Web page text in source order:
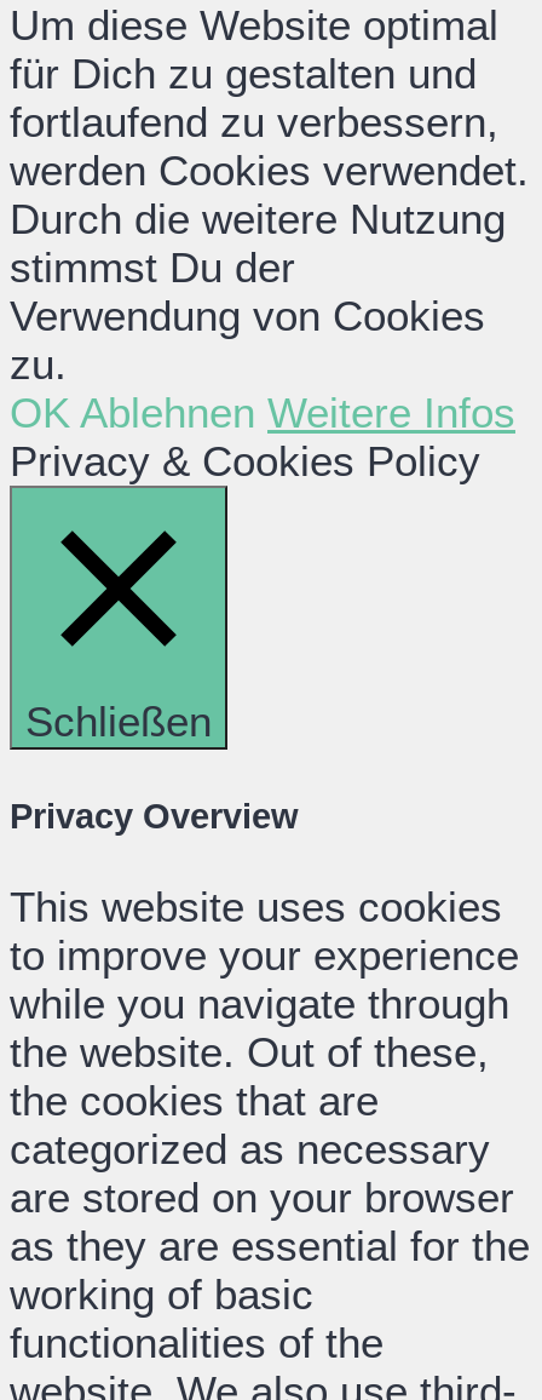
Um diese Website optimal
für Dich zu gestalten und
fortlaufend zu verbessern,
werden Cookies verwendet.
Durch die weitere Nutzung
stimmst Du der
Verwendung von Cookies
zu.
OK Ablehnen Weitere Infos
Privacy & Cookies Policy
Schließen
Privacy Overview
This website uses cookies
to improve your experience
while you navigate through
the website. Out of these,
the cookies that are
categorized as necessary
are stored on your browser
as they are essential for the
working of basic
functionalities of the